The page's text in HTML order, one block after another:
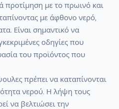
προτίμηση με το πρωινό και
με άφθονο νερό,
Είναι σημαντικό να
οδηγίες που
του προϊόντος που
πρέπει να καταπίνονται
νερού. Η λήψη τους
να βελτιώσει την